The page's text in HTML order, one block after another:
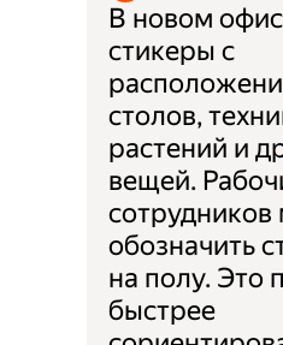
В новом
стикеры с
столов,
растений и
вещей.
обозначить
на полу. Это
быстрее